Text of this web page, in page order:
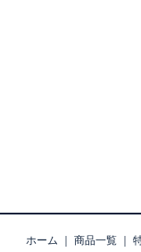
ホーム ｜ 商品一覧 ｜